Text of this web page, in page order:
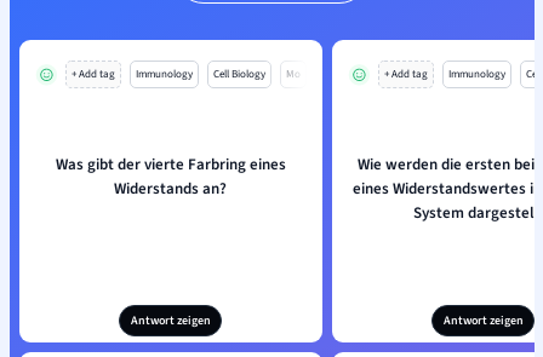
+ Add tag Immunology Cell Biology Mo
Was gibt der vierte Farbring eines
Widerstands an?
Antwort zeigen
+ Add tag Immunology
Wie werden die ersten
eines Widerstandswertes
System
Antwort zeigen